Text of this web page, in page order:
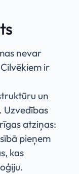
nevar
ir
un
Uzvedības
atziņas:
pieņem
kas